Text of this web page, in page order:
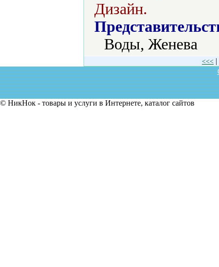
Дизайн.
Воды, Женева
<<< |
© НикНок - товары и услуги в Интернете, каталог сайтов